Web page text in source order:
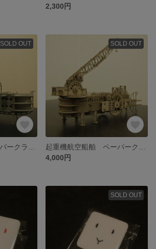
2,300円
SOLD OUT SOLD OUT
4,000円
SOLD OUT